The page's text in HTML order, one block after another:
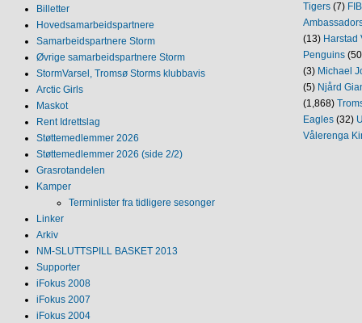
Billetter
Hovedsamarbeidspartnere
Samarbeidspartnere Storm
Øvrige samarbeidspartnere Storm
StormVarsel, Tromsø Storms klubbavis
Arctic Girls
Maskot
Rent Idrettslag
Støttemedlemmer 2026
Støttemedlemmer 2026 (side 2/2)
Grasrotandelen
Kamper
Terminlister fra tidligere sesonger
Linker
Arkiv
NM‐SLUTTSPILL BASKET 2013
Supporter
iFokus 2008
iFokus 2007
iFokus 2004
Tigers (7)
(13) Harstad
Penguins
(3) Michael
(5) Njård
(1,868)
Eagles (32)
Vålerenga